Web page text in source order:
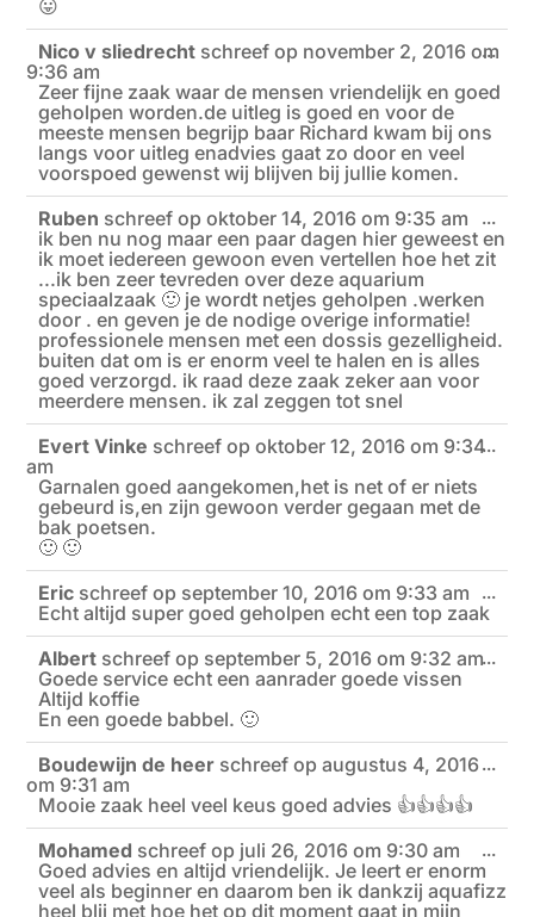
😛
Nico v sliedrecht schreef op november 2, 2016 om
9:36 am
Zeer fijne zaak waar de mensen vriendelijk en goed
geholpen worden.de uitleg is goed en voor de
meeste mensen begrijp baar Richard kwam bij ons
langs voor uitleg enadvies gaat zo door en veel
voorspoed gewenst wij blijven bij jullie komen.
...
Ruben schreef op oktober 14, 2016 om 9:35 am
ik ben nu nog maar een paar dagen hier geweest en
ik moet iedereen gewoon even vertellen hoe het zit
...ik ben zeer tevreden over deze aquarium
speciaalzaak 🙂 je wordt netjes geholpen .werken
door . en geven je de nodige overige informatie!
professionele mensen met een dossis gezelligheid.
buiten dat om is er enorm veel te halen en is alles
goed verzorgd. ik raad deze zaak zeker aan voor
meerdere mensen. ik zal zeggen tot snel
...
deze
Evert Vinke schreef op oktober 12, 2016 om 9:34
am
Garnalen goed aangekomen,het is net of er niets
gebeurd is,en zijn gewoon verder gegaan met de
bak poetsen.
🙂 🙂
...
Eric schreef op september 10, 2016 om 9:33 am
Echt altijd super goed geholpen echt een top zaak
...
Albert schreef op september 5, 2016 om 9:32 am
Goede service echt een aanrader goede vissen
Altijd koffie
En een goede babbel. 🙂
...
Boudewijn de heer schreef op augustus 4, 2016
om 9:31 am
Mooie zaak heel veel keus goed advies 👍👍👍👍
...
Mohamed schreef op juli 26, 2016 om 9:30 am
Goed advies en altijd vriendelijk. Je leert er enorm
veel als beginner en daarom ben ik dankzij aquafizz
heel blij met hoe het op dit moment gaat in mijn
...